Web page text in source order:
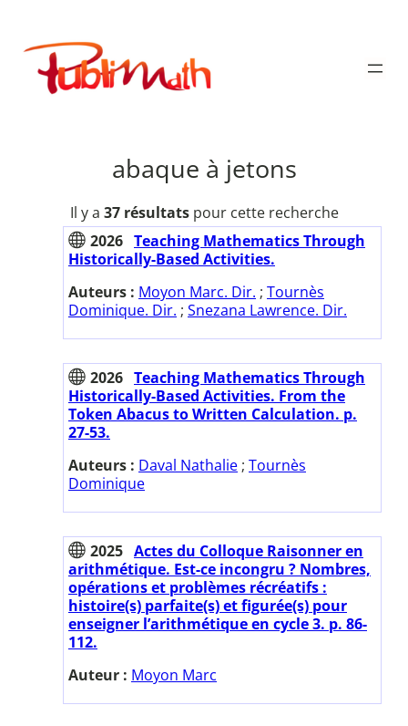
contenu
Publimath
abaque à jetons
Il y a 37 résultatspour cette recherche
2026 Teaching Mathematics Through
Historically-Based Activities.
Auteurs : Moyon Marc. Dir. ; Tournès
Dominique. Dir. ; Snezana Lawrence. Dir.
2026 Teaching Mathematics Through
Historically-Based Activities. From the
Token Abacus to Written Calculation. p.
27-53.
Auteurs : Daval Nathalie ; Tournès
Dominique
2025 Actes du Colloque Raisonner en
arithmétique. Est-ce incongru ? Nombres,
opérations et problèmes récréatifs :
histoire(s) parfaite(s) et figurée(s) pour
enseigner l’arithmétique en cycle 3. p. 86-
112.
Auteur : Moyon Marc